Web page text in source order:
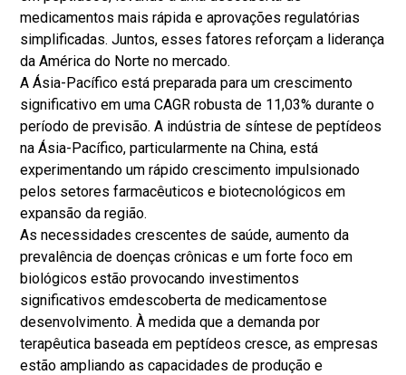
medicamentos mais rápida e aprovações regulatórias
simplificadas. Juntos, esses fatores reforçam a liderança
da América do Norte no mercado.
A Ásia-Pacífico está preparada para um crescimento
significativo em uma CAGR robusta de 11,03% durante o
período de previsão. A indústria de síntese de peptídeos
na Ásia-Pacífico, particularmente na China, está
experimentando um rápido crescimento impulsionado
pelos setores farmacêuticos e biotecnológicos em
expansão da região.
As necessidades crescentes de saúde, aumento da
prevalência de doenças crônicas e um forte foco em
biológicos estão provocando investimentos
significativos emdescoberta de medicamentose
desenvolvimento. À medida que a demanda por
terapêutica baseada em peptídeos cresce, as empresas
estão ampliando as capacidades de produção e